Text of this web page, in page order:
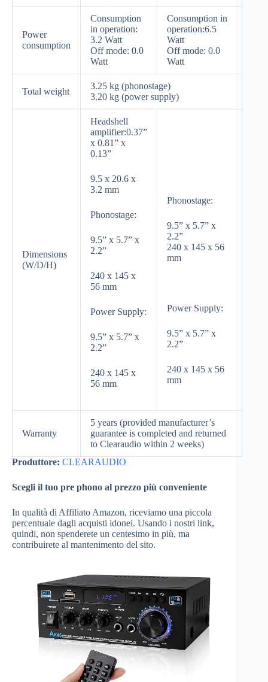
Power
consumption
Consumption
in operation:
3.2 Watt
Off mode: 0.0
Watt
Consumption in
operation:6.5
Watt
Off mode: 0.0
Watt
Total weight
3.25 kg (phonostage)
3.20 kg (power supply)
Dimensions
(W/D/H)
Headshell
amplifier:0.37”
x 0.81” x
0.13”
9.5 x 20.6 x
3.2 mm
Phonostage:
9.5” x 5.7” x
2.2”
240 x 145 x
56 mm
Power Supply:
9.5” x 5.7” x
2.2”
240 x 145 x
56 mm
Phonostage:
9.5” x 5.7” x
2.2”
240 x 145 x 56
mm
Power Supply:
9.5” x 5.7” x
2.2”
240 x 145 x 56
mm
Warranty
5 years (provided manufacturer’s
guarantee is completed and returned
to Clearaudio within 2 weeks)
Produttore: CLEARAUDIO
Scegli il tuo pre phono al prezzo più conveniente
In qualità di Affiliato Amazon, riceviamo una piccola
percentuale dagli acquisti idonei. Usando i nostri link,
quindi, non spenderete un centesimo in più, ma
contribuirete al mantenimento del sito.